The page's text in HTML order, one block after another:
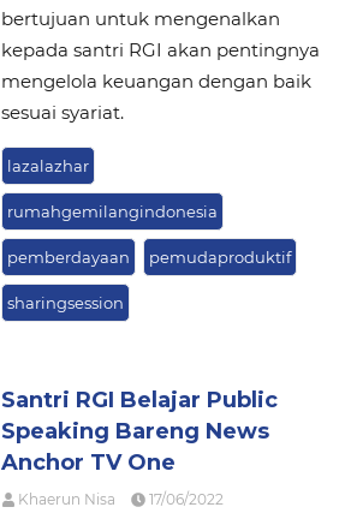
bertujuan untuk mengenalkan
kepada santri RGI akan pentingnya
mengelola keuangan dengan baik
sesuai syariat.
lazalazhar
rumahgemilangindonesia
pemberdayaan pemudaproduktif
sharingsession
Santri RGI Belajar Public
Speaking Bareng News
Anchor TV One
Khaerun Nisa 17/06/2022